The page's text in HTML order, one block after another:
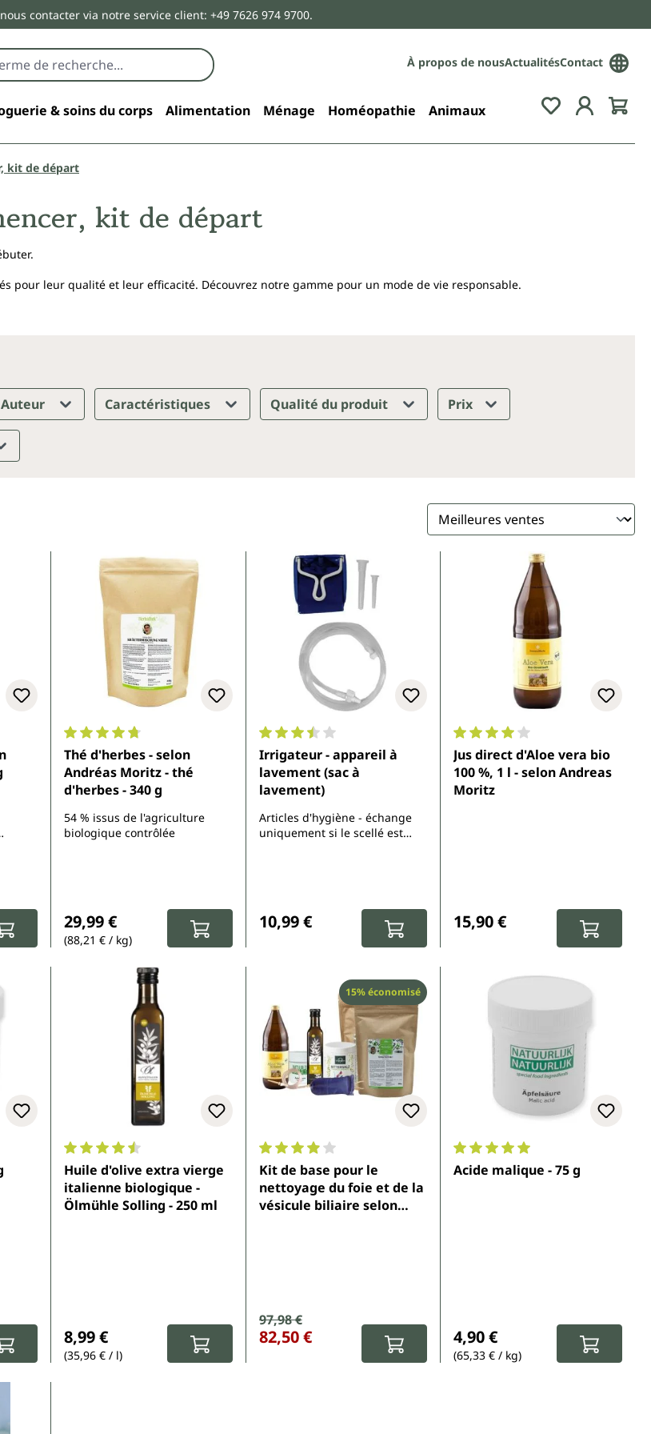
contacter via notre service client: +49 7626 974 9700.
À propos de nousActualitésContact
& soins du corps Alimentation Ménage Homéopathie Animaux
kit de départ
kit de départ
pour leur qualité et leur efficacité. Découvrez notre gamme pour un mode de vie responsable.
Auteur Caractéristiques Qualité du produit Prix
5 étoilesNote moyenne de 4.7 sur 5 étoiles
Thé d'herbes - selon
Andréas Moritz - thé
d'herbes - 340 g
54 % issus de l'agriculture
biologique contrôlée
29,99 €
(88,21 € / kg)
Note moyenne de 3.6 sur 5 étoiles
Irrigateur - appareil à
lavement (sac à
lavement)
Articles d'hygiène - échange
uniquement si le scellé est
10,99 €
Note moyenne de 4.1 sur 5
Jus direct d'Aloe vera bio
100 %, 1 l - selon Andreas
Moritz
15,90 €
5 étoilesNote moyenne de 4.6 sur 5 étoiles
Huile d'olive extra vierge
italienne biologique -
Ölmühle Solling - 250 ml
8,99 €
(35,96 € / l)
Réduction
15% économisé
Note moyenne de 3.9 sur 5 étoiles
Kit de base pour le
nettoyage du foie et de la
vésicule biliaire selon
Prix de vente :
Prix régulier :
97,98 €
82,50 €
Note moyenne de 5 sur 5 étoiles
Acide malique - 75 g
4,90 €
(65,33 € / kg)